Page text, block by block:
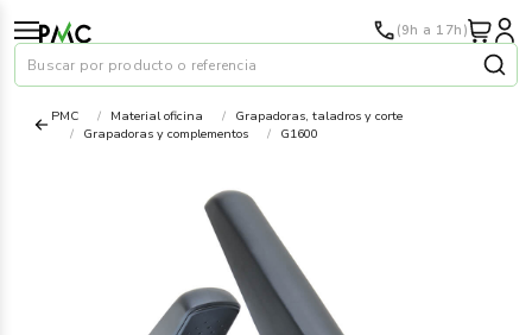
Material oficina ›
(9h a 17h)
Buscar por producto o referencia
PMC Material oficina
Grapadoras, taladros y corte
Grapadoras y complementos
G1600